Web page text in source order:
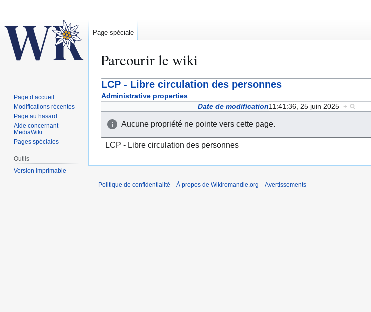
Parcourir le wiki
Aller
à
Aller
à
LCP - Libre circulation des personnes
Administrative properties
Date de modification11:41:36, 25 juin 2025 +
Aucune propriété ne pointe vers cette page.
Page spéciale
Page d’accueil
Modifications récentes
Page au hasard
Aide concernant
MediaWiki
Pages spéciales
Outils
Version imprimable
Politique de confidentialité À propos de Wikiromandie.org Avertissements